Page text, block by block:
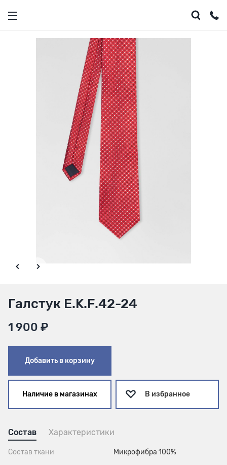
Галстук E.K.F.42-24
1 900 ₽
Добавить в корзину
Наличие в магазинах В избранное
Состав Характеристики
Состав ткани Микрофибра 100%